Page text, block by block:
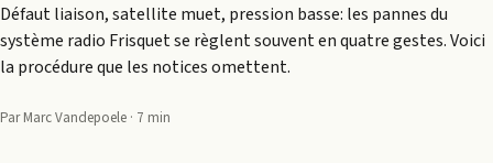
Défaut liaison, satellite muet, pression basse: les pannes du
système radio Frisquet se règlent souvent en quatre gestes. Voici
la procédure que les notices omettent.
Par Marc Vandepoele · 7 min